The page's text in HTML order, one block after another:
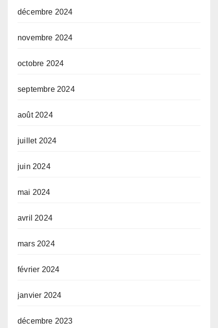
décembre 2024
novembre 2024
octobre 2024
septembre 2024
août 2024
juillet 2024
juin 2024
mai 2024
avril 2024
mars 2024
février 2024
janvier 2024
décembre 2023